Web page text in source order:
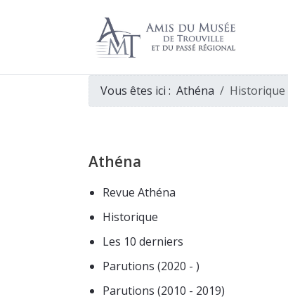
Vous êtes ici : Athéna Historique
Athéna
Revue Athéna
Historique
Les 10 derniers
Parutions (2020 - )
Parutions (2010 - 2019)